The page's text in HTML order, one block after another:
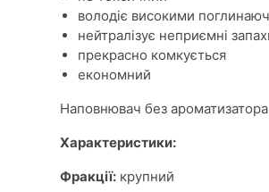
володіє високими
нейтралізує неприємні
прекрасно комкується
економний
Наповнювач без
Характеристики:
Фракції: крупний